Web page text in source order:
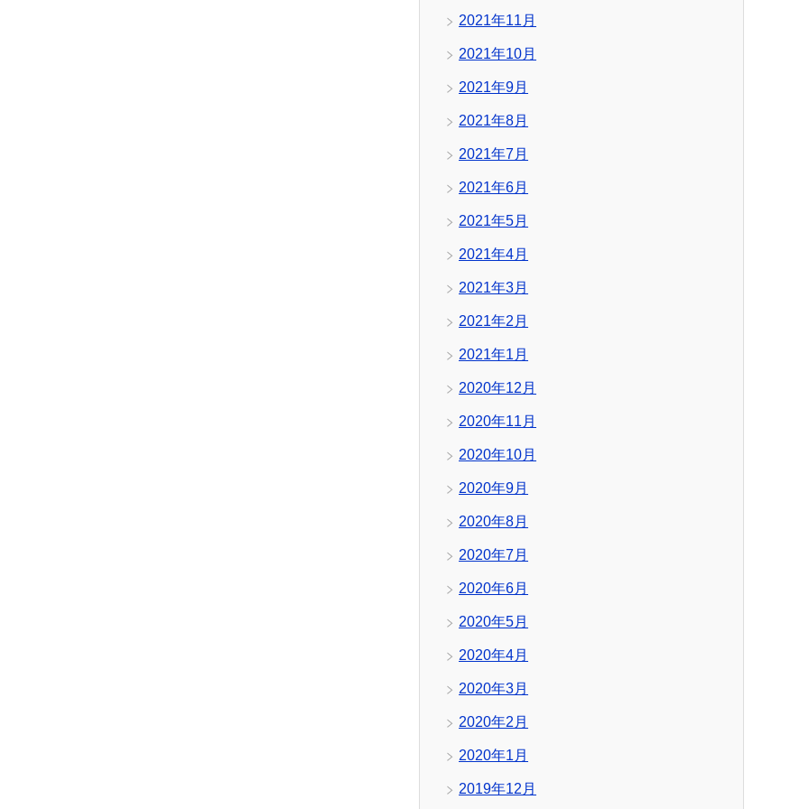
2021年11月
2021年10月
2021年9月
2021年8月
2021年7月
2021年6月
2021年5月
2021年4月
2021年3月
2021年2月
2021年1月
2020年12月
2020年11月
2020年10月
2020年9月
2020年8月
2020年7月
2020年6月
2020年5月
2020年4月
2020年3月
2020年2月
2020年1月
2019年12月